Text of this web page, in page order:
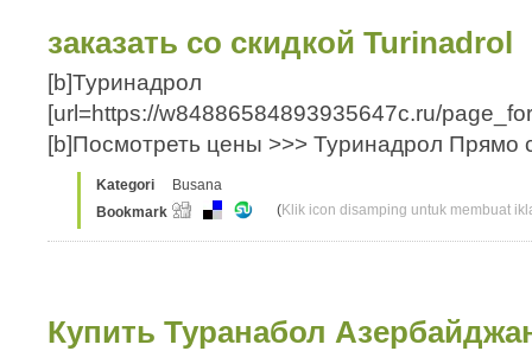
заказать со скидкой Turinadrol
[b]Туринадрол
[url=https://w84886584893935647c.ru/
[b]Посмотреть цены >>> Туринадрол Прямо
Kategori
Busana
Bookmark
(Klik icon disamping untuk membuat
Купить Туранабол